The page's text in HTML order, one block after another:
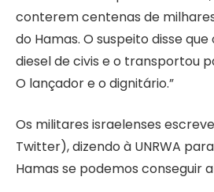
conterem centenas de
do Hamas. O suspeito disse
diesel de civis e o transportou
O lançador e o dignitário.”
Os militares israelenses
Twitter), dizendo à UNRWA
Hamas se podemos conseguir